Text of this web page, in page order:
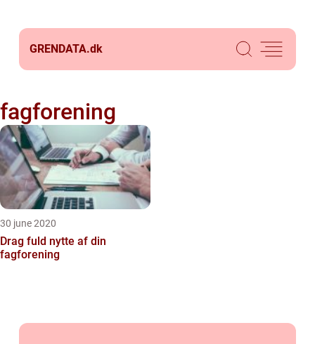
GRENDATA.dk
fagforening
30 june 2020
Drag fuld nytte af din
fagforening